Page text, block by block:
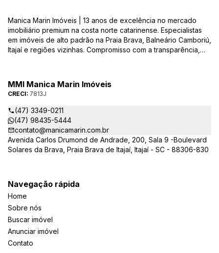
Manica Marin Imóveis | 13 anos de excelência no mercado
imobiliário premium na costa norte catarinense. Especialistas
em imóveis de alto padrão na Praia Brava, Balneário Camboriú,
Itajaí e regiões vizinhas. Compromisso com a transparência,
entende e valoriza seu investimento.
MMI Manica Marin Imóveis
CRECI: 7813J
(47) 3349-0211
(47) 98435-5444
contato@manicamarin.com.br
Avenida Carlos Drumond de Andrade, 200, Sala 9 -Boulevard
Solares da Brava, Praia Brava de Itajaí, Itajaí - SC - 88306-830
Navegação rápida
Home
Sobre nós
Buscar imóvel
Anunciar imóvel
Contato